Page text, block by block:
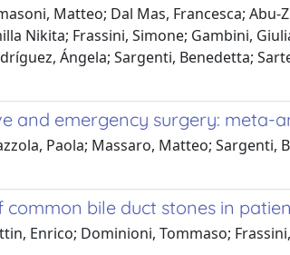
Matteo; Dal Mas, Francesca;
Nikita; Frassini, Simone; Gambini,
Ángela; Sargenti, Benedetta;
and emergency surgery: meta-
Paola; Massaro, Matteo; Sargenti,
bile duct stones in
Enrico; Dominioni, Tommaso;